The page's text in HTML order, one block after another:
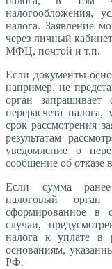
налогообложения,
налога. Заявление
через личный
МФЦ, почтой и т.п.
Если документы-
например, не
орган запрашивает
перерасчета
срок рассмотрения
результатам
уведомление о
сообщение об отказе
Если сумма ранее
налоговый орган
сформированное в
случаи,
налога к уплате в
основаниям,
РФ.